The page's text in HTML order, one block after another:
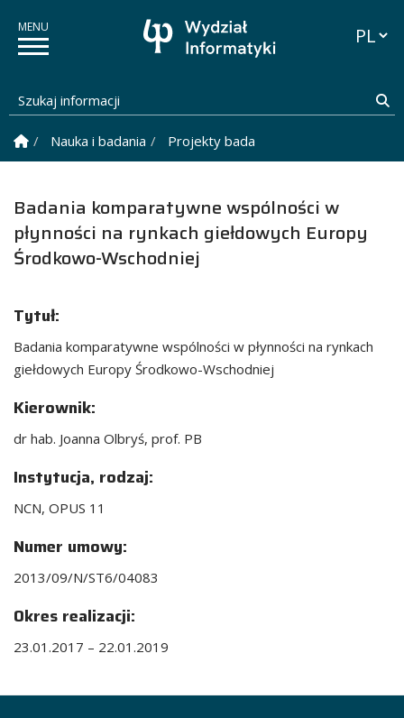
Szukaj informacji
Strona Główna
Nauka i badania Projekty badawcze
Badania komparatywne wspólności w
płynności na rynkach giełdowych Europy
Środkowo-Wschodniej
Tytuł:
Badania komparatywne wspólności w płynności na rynkach
giełdowych Europy Środkowo-Wschodniej
Kierownik:
dr hab. Joanna Olbryś, prof. PB
Instytucja, rodzaj:
NCN, ​OPUS 11
Numer umowy:
2013/09/N/ST6/04083
Okres realizacji:
23.01.2017 – 22.01.2019